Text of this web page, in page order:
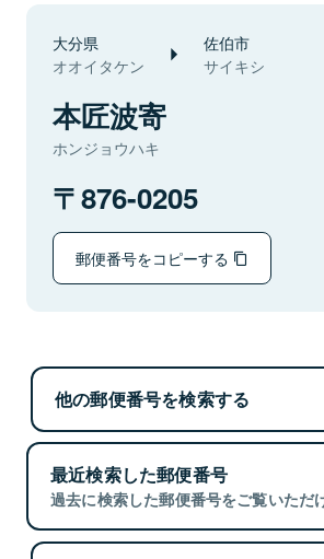
大分県
オオイタケン
佐伯市
サイキシ
本匠波寄
ホンジョウハキ
876-0205
郵便番号をコピーする
他の郵便番号を検索する
最近検索した郵便番号
過去に検索した郵便番号をご覧いただ